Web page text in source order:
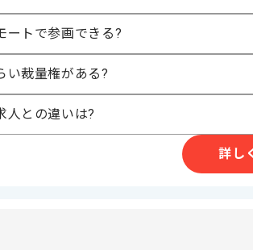
スキルに不安がある方へ
精算条件
140時間〜180時間
ートで参画できる?
い裁量権がある?
人との違いは?
詳し